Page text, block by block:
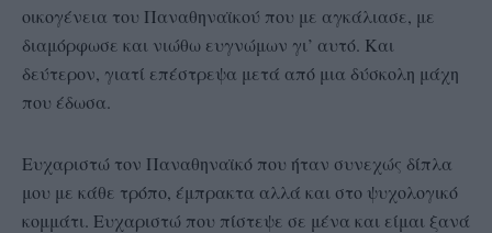
οικογένεια του Παναθηναϊκού που με αγκάλιασε, με
διαμόρφωσε και νιώθω ευγνώμων γι’ αυτό. Και
δεύτερον, γιατί επέστρεψα μετά από μια δύσκολη μάχη
που έδωσα.
Ευχαριστώ τον Παναθηναϊκό που ήταν συνεχώς δίπλα
μου με κάθε τρόπο, έμπρακτα αλλά και στο ψυχολογικό
κομμάτι. Ευχαριστώ που πίστεψε σε μένα και είμαι ξανά